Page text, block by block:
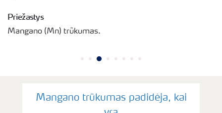
Priežastys
Mangano (Mn) trūkumas.
Mangano trūkumas padidėja, kai